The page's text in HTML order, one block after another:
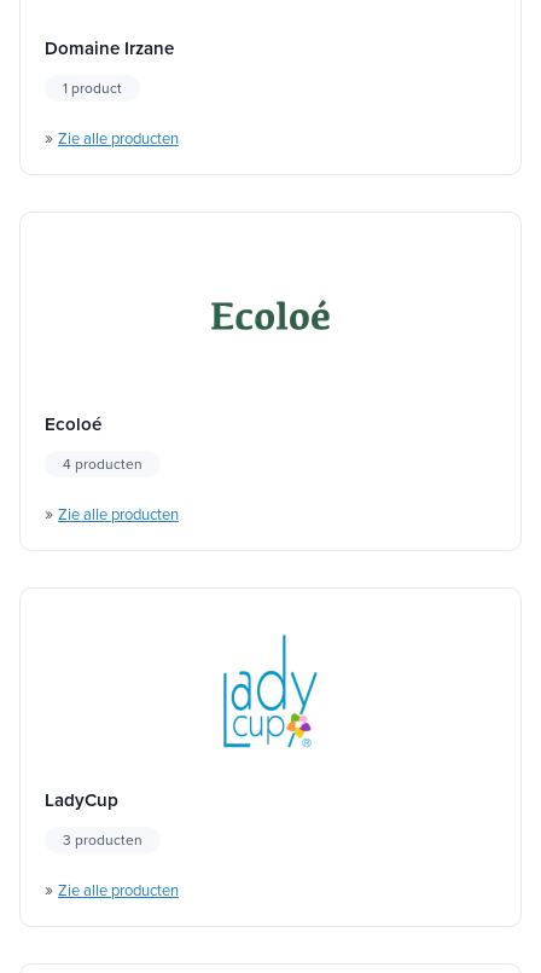
Domaine Irzane
1 product
» Zie alle producten
Ecoloé
4 producten
» Zie alle producten
LadyCup
3 producten
» Zie alle producten